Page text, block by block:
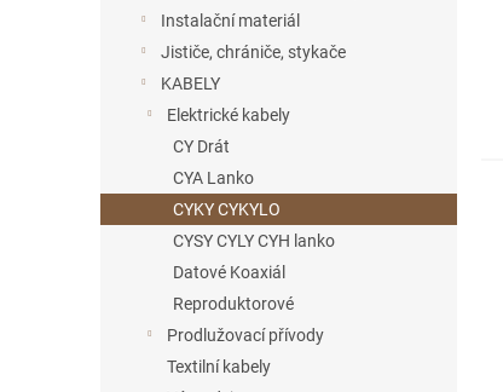
Instalační materiál
Jističe, chrániče, stykače
KABELY
Elektrické kabely
CY Drát
CYA Lanko
CYKY CYKYLO
CYSY CYLY CYH lanko
Datové Koaxiál
Reproduktorové
Prodlužovací přívody
Textilní kabely